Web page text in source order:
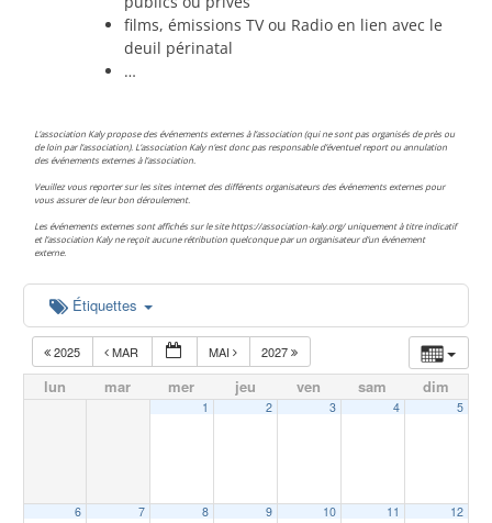
films, émissions TV ou Radio en lien avec le
deuil périnatal
…
L’association Kaly propose des événements externes à l’association (qui ne sont pas organisés de près ou
de loin par l’association). L’association Kaly n’est donc pas responsable d’éventuel report ou annulation
des événements externes à l’association.
Veuillez vous reporter sur les sites internet des différents organisateurs des événements externes pour
vous assurer de leur bon déroulement.
Les événements externes sont affichés sur le site https://association-kaly.org/ uniquement à titre indicatif
et l’association Kaly ne reçoit aucune rétribution quelconque par un organisateur d’un événement
externe.
Étiquettes
2025 MAR MAI 2027
lun mar mer jeu ven sam dim
1 2 3 4 5
6 7 8 9 10 11 12